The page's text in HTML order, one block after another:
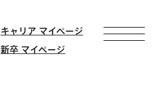
キャリア マイページ
新卒 マイページ